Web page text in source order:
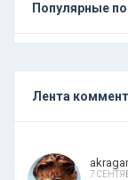
Популярные
Лента
7